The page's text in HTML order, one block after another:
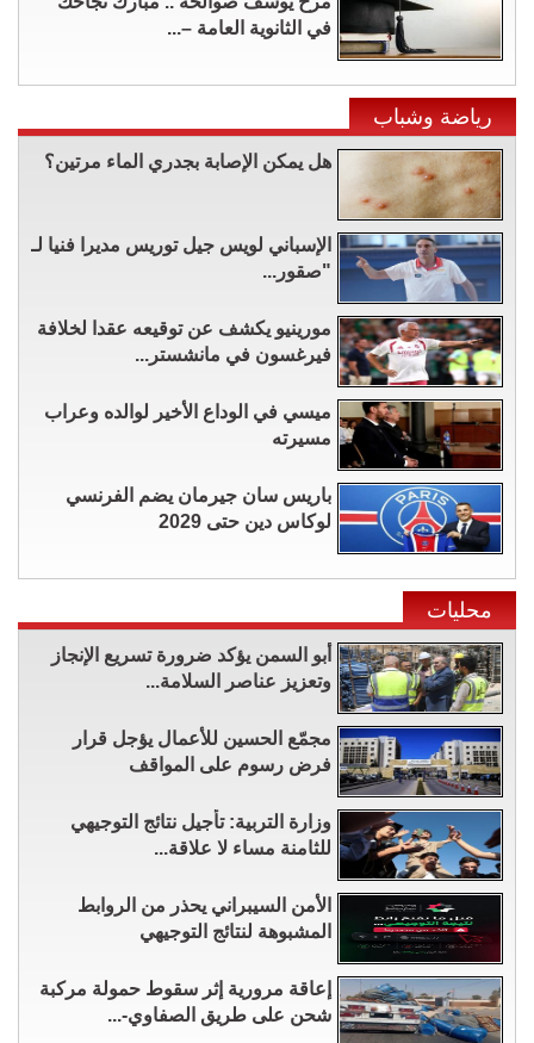
في الثانوية العامة –...
رياضة وشباب
هل يمكن الإصابة بجدري الماء مرتين؟
الإسباني لويس جيل توريس مديرا فنيا لـ
"صقور...
مورينيو يكشف عن توقيعه عقدا لخلافة
فيرغسون في مانشستر...
ميسي في الوداع الأخير لوالده وعراب
مسيرته
باريس سان جيرمان يضم الفرنسي
لوكاس دين حتى 2029
محليات
أبو السمن يؤكد ضرورة تسريع الإنجاز
وتعزيز عناصر السلامة...
مجمّع الحسين للأعمال يؤجل قرار
فرض رسوم على المواقف
وزارة التربية: تأجيل نتائج التوجيهي
للثامنة مساء لا علاقة...
الأمن السيبراني يحذر من الروابط
المشبوهة لنتائج التوجيهي
إعاقة مرورية إثر سقوط حمولة مركبة
شحن على طريق الصفاوي-...